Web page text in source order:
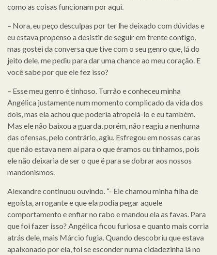
como as coisas funcionam por aqui.
– Nora, eu peço desculpas por ter lhe deixado com dúvidas e
eu estava propenso a desistir de seguir em frente contigo,
mas gostei da conversa que tive com o seu genro que, lá do
jeito dele, me pediu para dar uma chance ao meu coração. E
você sabe por que ele fez isso?
– Esse meu genro é tinhoso. Turrão e conheceu minha
Angélica justamente num momento complicado da vida dos
dois, mas ela achou que poderia atropelá-lo e eu também.
Mas ele não baixou a guarda, porém, não reagiu a nenhuma
das ofensas, pelo contrário, agiu. Esfregou em nossas caras
que não estava nem aí para o que éramos ou tínhamos, pois
ele não deixaria de ser o que é para se dobrar aos nossos
mandonismos.
Alexandre continuou ouvindo. “- Ele chamou minha filha de
egoísta, arrogante e que ela podia pegar aquele
comportamento e enfiar no rabo e mandou ela as favas. Para
que foi fazer isso? Angélica ficou furiosa e quanto mais corria
atrás dele, mais Márcio fugia. Quando descobriu que estava
apaixonado por ela, foi se esconder numa cidadezinha lá no